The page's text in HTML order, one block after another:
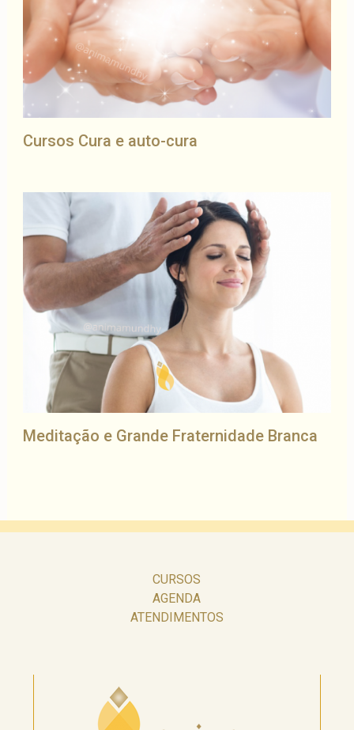
Cursos Cura e auto-cura
Meditação e Grande Fraternidade Branca
CURSOS
AGENDA
ATENDIMENTOS